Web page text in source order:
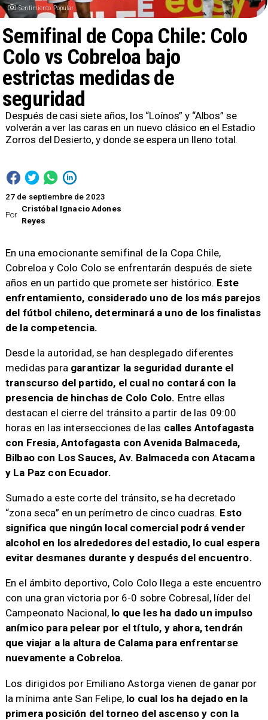
Sentimiento Popular
Por
Cristóbal Ignacio Adones
Reyes
Semifinal de Copa Chile: Colo
Colo vs Cobreloa bajo
estrictas medidas de
seguridad
27 de septiembre de 2023
Después de casi siete años, los “Loínos” y “Albos” se
volverán a ver las caras en un nuevo clásico en el Estadio
Zorros del Desierto, y donde se espera un lleno total.
En una emocionante semifinal de la Copa Chile,
Cobreloa y Colo Colo se enfrentarán después de siete
años en un partido que promete ser histórico. Este
enfrentamiento, considerado uno de los más parejos
del fútbol chileno, determinará a uno de los finalistas
de la competencia.
​Desde la autoridad, se han desplegado diferentes
medidas paragarantizar la seguridad durante el
transcurso del partido, el cual no contará con la
presencia de hinchas de Colo Colo. Entre ellas
destacan el cierre del tránsito a partir de las 09:00
horas en las intersecciones de las calles Antofagasta
con Fresia, Antofagasta con Avenida Balmaceda,
Bilbao con Los Sauces, Av. Balmaceda con Atacama
y La Paz con Ecuador.
Sumado a este corte del tránsito, se ha decretado
“zona seca” en un perímetro de cinco cuadras. Esto
significa que ningún local comercial podrá vender
alcohol en los alrededores del estadio, lo cual espera
evitar desmanes durante y después del encuentro.
En el ámbito deportivo, Colo Colo llega a este encuentro
con una gran victoria por 6-0 sobre Cobresal, líder del
Campeonato Nacional, lo que les ha dado un impulso
anímico para pelear por el título, y ahora, tendrán
que viajar a la altura de Calama para enfrentarse
nuevamente a Cobreloa.
Los dirigidos por Emiliano Astorga vienen de ganar por
la mínima ante San Felipe, lo cual los ha dejado en la
primera posición del torneo del ascenso y con la